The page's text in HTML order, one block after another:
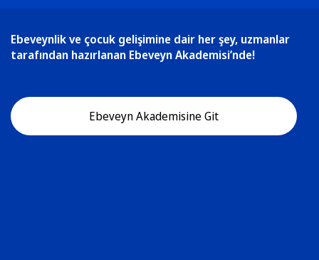
Ebeveynlik ve çocuk gelişimine dair her şey, uzmanlar
tarafından hazırlanan Ebeveyn Akademisi’nde!
Ebeveyn Akademisine Git